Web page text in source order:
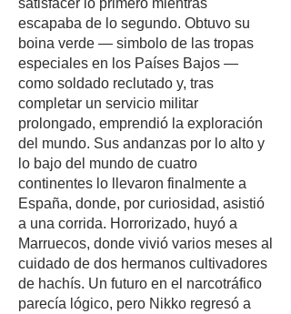
escapaba de lo segundo. Obtuvo su
boina verde — simbolo de las tropas
especiales en los Países Bajos —
como soldado reclutado y, tras
completar un servicio militar
prolongado, emprendió la exploración
del mundo. Sus andanzas por lo alto y
lo bajo del mundo de cuatro
continentes lo llevaron finalmente a
España, donde, por curiosidad, asistió
a una corrida. Horrorizado, huyó a
Marruecos, donde vivió varios meses al
cuidado de dos hermanos cultivadores
de hachís. Un futuro en el narcotráfico
parecía lógico, pero Nikko regresó a